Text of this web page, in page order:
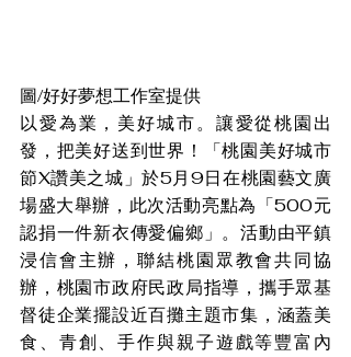
圖/好好夢想工作室提供
以愛為業，美好城市。讓愛從桃園出
發，把美好送到世界！「桃園美好城市
節X讚美之城」於5月9日在桃園藝文廣
場盛大舉辦，此次活動亮點為「500元
認捐一件新衣傳愛偏鄉」。活動由平鎮
浸信會主辦，聯結桃園眾教會共同協
辦，桃園市政府民政局指導，攜手眾基
督徒企業擺設近百攤主題市集，涵蓋美
食、青創、手作與親子遊戲等豐富內